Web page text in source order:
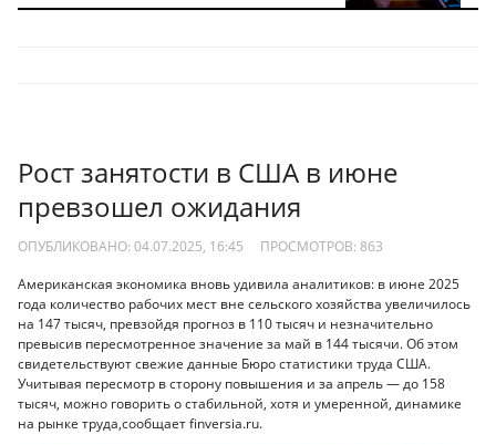
Рост занятости в США в июне
превзошел ожидания
ОПУБЛИКОВАНО: 04.07.2025, 16:45 ПРОСМОТРОВ: 863
Американская экономика вновь удивила аналитиков: в июне 2025
года количество рабочих мест вне сельского хозяйства увеличилось
на 147 тысяч, превзойдя прогноз в 110 тысяч и незначительно
превысив пересмотренное значение за май в 144 тысячи. Об этом
свидетельствуют свежие данные Бюро статистики труда США.
Учитывая пересмотр в сторону повышения и за апрель — до 158
тысяч, можно говорить о стабильной, хотя и умеренной, динамике
на рынке труда,сообщает finversia.ru.